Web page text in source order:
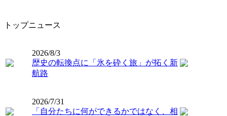
トップニュース
2026/8/3
歴史の転換点に「氷を砕く旅」が拓く新
航路
2026/7/31
「自分たちに何ができるかではなく、相